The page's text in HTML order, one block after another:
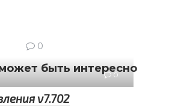
0
быть интересно
0
v7.702